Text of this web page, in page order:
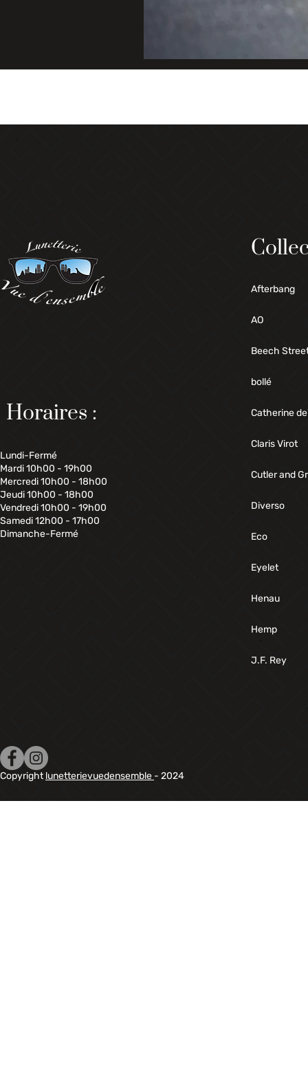
Horaires :
Lundi-Fermé
Mardi 10h00 - 19h00
Mercredi 10h00 - 18h00
Jeudi 10h00 - 18h00
Vendredi 10h00 - 19h00
Samedi 12h00 - 17h00
Dimanche-Fermé
Afterbang
AO
Beech
bollé
Catherine
Claris Virot
Cutler and
Diverso
Eco
Eyelet
Henau
Hemp
J.F. Rey
Copyrightlunetterievuedensemble - 2024